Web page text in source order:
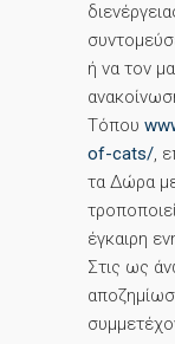
ή να τον
Τόπου
of-cats/,
τα Δώρα με
έγκαιρη
Στις ως